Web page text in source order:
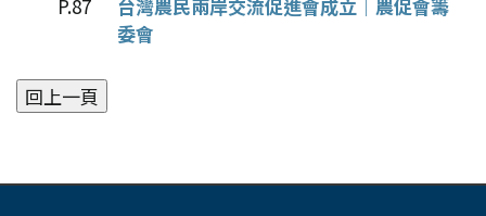
P.87
台灣農民兩岸交流促進會成立｜農促會籌
委會